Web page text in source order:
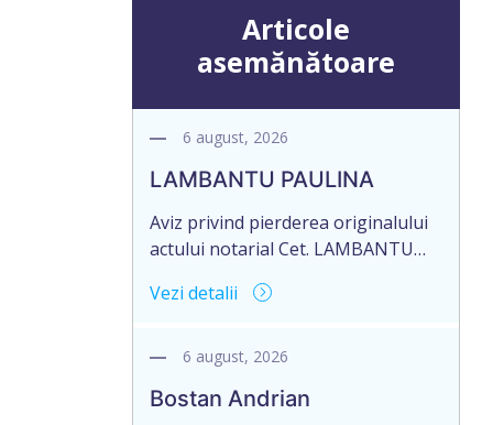
Articole
asemănătoare
6 august, 2026
LAMBANTU PAULINA
Aviz privind pierderea originalului
actului notarial Cet. LAMBANTU
data naşterii 21.07.1963, IDNP
Moldova, r-nul Anenii Noi, satul
pierderea originalului actului
Vezi detalii
6 august, 2026
Bostan Andrian